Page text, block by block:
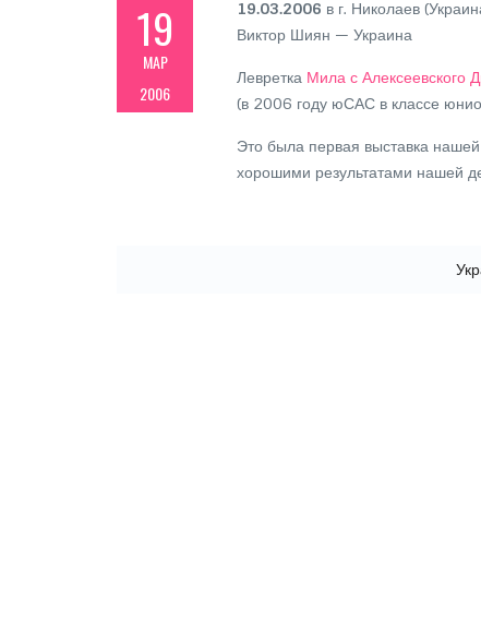
19
МАР
2006
19.03.2006 в г. Николаев
Виктор Шиян — Украина
Левретка Мила с Алексеевского
(в 2006 году юСАС в классе
Это была первая выставка
хорошими результатами нашей